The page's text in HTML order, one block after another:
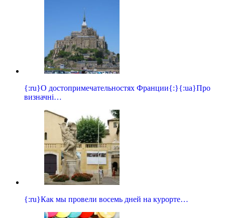
{:ru}О достопримечательностях Франции{:}{:ua}Про
визначні…
{:ru}Как мы провели восемь дней на курорте…